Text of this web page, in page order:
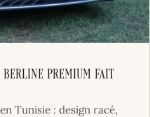
premium fait
Tunisie : design racé,